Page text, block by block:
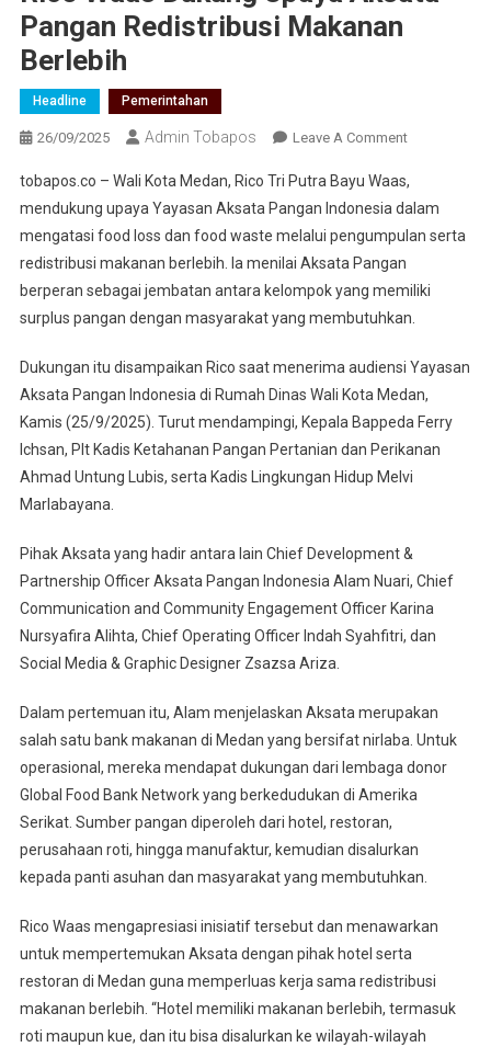
Pangan Redistribusi Makanan
Berlebih
Headline Pemerintahan
26/09/2025 Admin Tobapos Leave A CommentOn Rico
Dukung
Upaya
Aksata
Redistribusi
Makanan
tobapos.co – Wali Kota Medan, Rico Tri Putra Bayu Waas,
mendukung upaya Yayasan Aksata Pangan Indonesia dalam
mengatasi food loss dan food waste melalui pengumpulan serta
redistribusi makanan berlebih. Ia menilai Aksata Pangan
berperan sebagai jembatan antara kelompok yang memiliki
surplus pangan dengan masyarakat yang membutuhkan.
Dukungan itu disampaikan Rico saat menerima audiensi Yayasan
Aksata Pangan Indonesia di Rumah Dinas Wali Kota Medan,
Kamis (25/9/2025). Turut mendampingi, Kepala Bappeda Ferry
Ichsan, Plt Kadis Ketahanan Pangan Pertanian dan Perikanan
Ahmad Untung Lubis, serta Kadis Lingkungan Hidup Melvi
Marlabayana.
Pihak Aksata yang hadir antara lain Chief Development &
Partnership Officer Aksata Pangan Indonesia Alam Nuari, Chief
Communication and Community Engagement Officer Karina
Nursyafira Alihta, Chief Operating Officer Indah Syahfitri, dan
Social Media & Graphic Designer Zsazsa Ariza.
Dalam pertemuan itu, Alam menjelaskan Aksata merupakan
salah satu bank makanan di Medan yang bersifat nirlaba. Untuk
operasional, mereka mendapat dukungan dari lembaga donor
Global Food Bank Network yang berkedudukan di Amerika
Serikat. Sumber pangan diperoleh dari hotel, restoran,
perusahaan roti, hingga manufaktur, kemudian disalurkan
kepada panti asuhan dan masyarakat yang membutuhkan.
Rico Waas mengapresiasi inisiatif tersebut dan menawarkan
untuk mempertemukan Aksata dengan pihak hotel serta
restoran di Medan guna memperluas kerja sama redistribusi
makanan berlebih. “Hotel memiliki makanan berlebih, termasuk
roti maupun kue, dan itu bisa disalurkan ke wilayah-wilayah